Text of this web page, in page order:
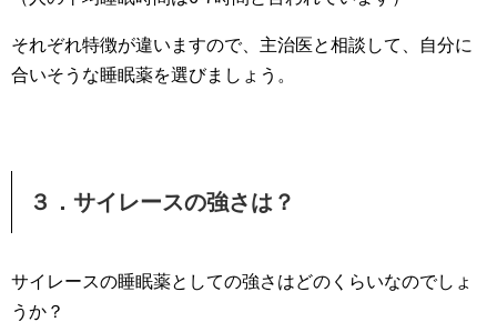
それぞれ特徴が違いますので、主治医と相談して、自分に
合いそうな睡眠薬を選びましょう。
３．サイレースの強さは？
サイレースの睡眠薬としての強さはどのくらいなのでしょ
うか？